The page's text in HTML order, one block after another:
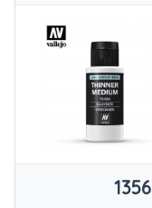
1356